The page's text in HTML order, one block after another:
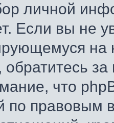
личной
Если вы не
что
по правовым